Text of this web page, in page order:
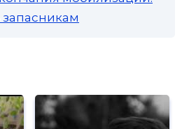
запасникам